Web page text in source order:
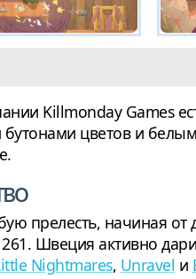
Killmonday Games
цветов и
прелесть, начиная
Швеция активно
Nightmares, Unravel и